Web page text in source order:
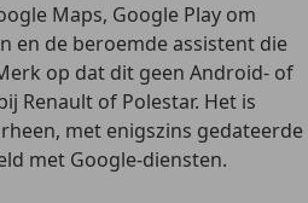
Maps, Google Play om
en de beroemde assistent die
op dat dit geen Android- of
Renault of Polestar. Het is
met enigszins gedateerde
met Google-diensten.